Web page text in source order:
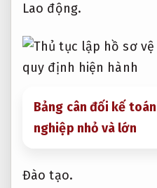
Lao động.
Bảng cân đối kế
nghiệp nhỏ và lớn
Đào tạo.